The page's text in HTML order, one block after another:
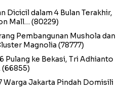
Dicicil dalam 4 Bulan Terakhir,
Mall… (80229)
Pembangunan Mushola dan
Magnolia (78777)
Pulang ke Bekasi, Tri Adhianto
(66855)
Warga Jakarta Pindah Domisili